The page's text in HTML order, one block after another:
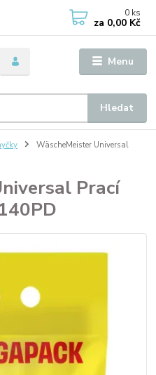
Menu
Hledat
0 ks
za 0,00 Kč
WäscheMeister Universal
Prací